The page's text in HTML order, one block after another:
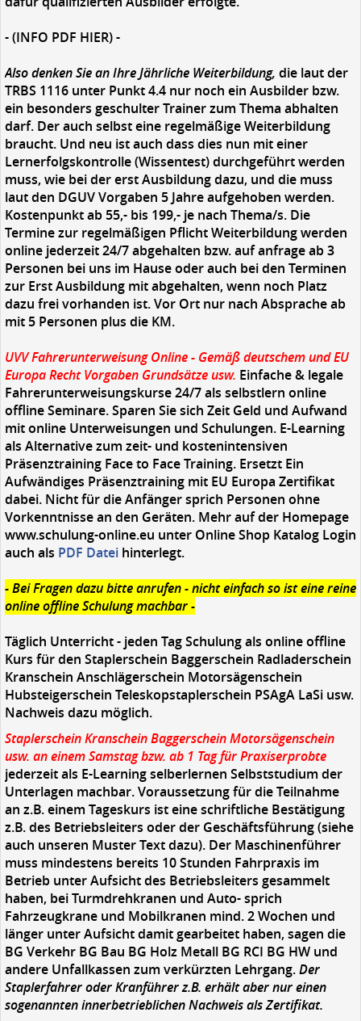
-(INFO PDF HIER)-
Also denken Sie an Ihre Jährliche Weiterbildung, die laut der
TRBS 1116 unter Punkt 4.4 nur noch ein Ausbilder bzw.
ein besonders geschulter Trainer zum Thema abhalten
darf. Der auch selbst eine regelmäßige Weiterbildung
braucht. Und neu ist auch dass dies nun mit einer
Lernerfolgskontrolle (Wissentest) durchgeführt werden
muss, wie bei der erst Ausbildung dazu, und die muss
laut den DGUV Vorgaben 5 Jahre aufgehoben werden.
Kostenpunkt ab 55,- bis 199,- je nach Thema/s. Die
Termine zur regelmäßigen Pflicht Weiterbildung werden
online jederzeit 24/7 abgehalten bzw. auf anfrage ab 3
Personen bei uns im Hause oder auch bei den Terminen
zur Erst Ausbildung mit abgehalten, wenn noch Platz
dazu frei vorhanden ist. Vor Ort nur nach Absprache ab
mit 5 Personen plus die KM.
UVV Fahrerunterweisung Online - Gemäß deutschem und EU
Europa Recht Vorgaben Grundsätze usw. Einfache & legale
Fahrerunterweisungskurse 24/7 als selbstlern online
offline Seminare. Sparen Sie sich Zeit Geld und Aufwand
mit online Unterweisungen und Schulungen. E-Learning
als Alternative zum zeit- und kostenintensiven
Präsenztraining Face to Face Training. Ersetzt Ein
Aufwändiges Präsenztraining mit EU Europa Zertifikat
dabei. Nicht für die Anfänger sprich Personen ohne
Vorkenntnisse an den Geräten. Mehr auf der Homepage
www.schulung-online.eu unter Online Shop Katalog Login
auch als PDF Datei hinterlegt.
- Bei Fragen dazu bitte anrufen - nicht einfach so ist eine reine
online offline Schulung machbar -
Täglich Unterricht - jeden Tag Schulung als online offline
Kurs für den Staplerschein Baggerschein Radladerschein
Kranschein Anschlägerschein Motorsägenschein
Hubsteigerschein Teleskopstaplerschein PSAgA LaSi usw.
Nachweis dazu möglich.
Staplerschein Kranschein Baggerschein Motorsägenschein
usw. an einem Samstag bzw. ab 1 Tag für Praxiserprobte
jederzeit als E-Learning selberlernen Selbststudium der
Unterlagen machbar. Voraussetzung für die Teilnahme
an z.B. einem Tageskurs ist eine schriftliche Bestätigung
z.B. des Betriebsleiters oder der Geschäftsführung (siehe
auch unseren Muster Text dazu). Der Maschinenführer
muss mindestens bereits 10 Stunden Fahrpraxis im
Betrieb unter Aufsicht des Betriebsleiters gesammelt
haben, bei Turmdrehkranen und Auto- sprich
Fahrzeugkrane und Mobilkranen mind. 2 Wochen und
länger unter Aufsicht damit gearbeitet haben, sagen die
BG Verkehr BG Bau BG Holz Metall BG RCI BG HW und
andere Unfallkassen zum verkürzten Lehrgang.Der
Staplerfahrer oder Kranführer z.B. erhält aber nur einen
sogenannten innerbetrieblichen Nachweis als Zertifikat.